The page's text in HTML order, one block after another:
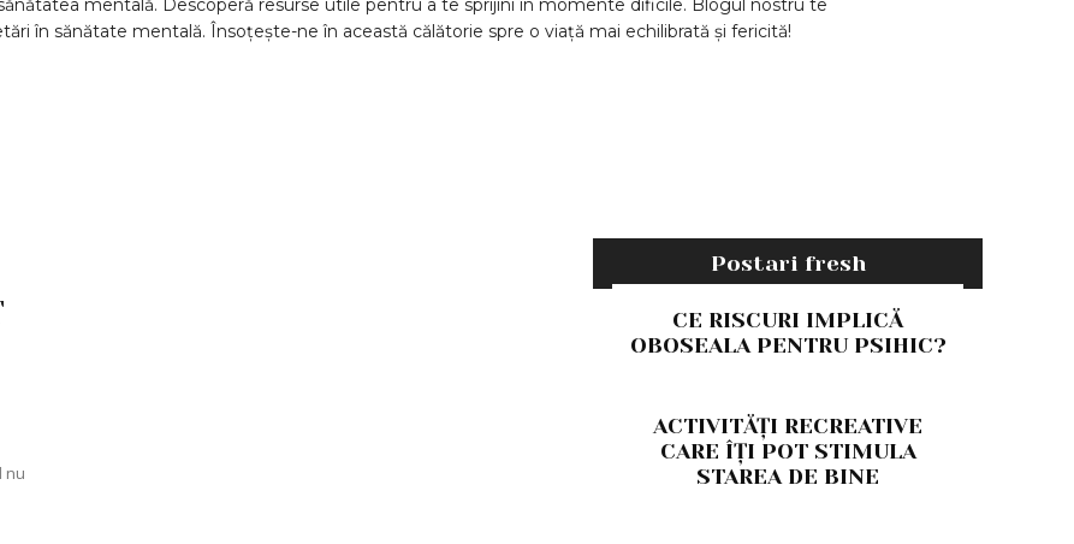
mentală. Descoperă resurse utile pentru a te sprijini în momente dificile. Blogul nostru te
în sănătate mentală. Însoțește-ne în această călătorie spre o viață mai echilibrată și fericită!
nu
Postari fresh
CE RISCURI IMPLICĂ
OBOSEALA PENTRU PSIHIC?
ACTIVITĂȚI RECREATIVE
CARE ÎȚI POT STIMULA
STAREA DE BINE